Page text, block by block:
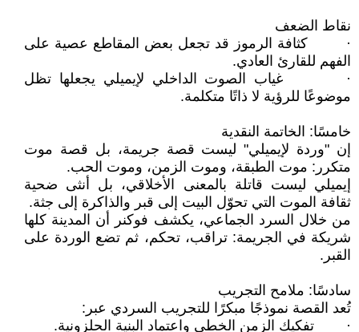
نقاط الضعف
· كثافة الرموز قد تجعل بعض المقاطع عصية على
الفهم للقارئ العادي.
· غياب الصوت الداخلي لإيميلي يجعلها تظل
موضوعًا للرؤية لا ذاتًا متكلمة.
خامسًا: الخاتمة النقدية
إن "وردة لإيميلي" ليست قصة جريمة، بل قصة موت
متكرر: موت الطبقة، وموت الزمن، وموت الحب.
إيميلي ليست قاتلة بالمعنى الأخلاقي، بل أنثى ضحية
ثقافة الموت التي تحوّل البيت إلى قبر والذاكرة إلى جثة.
من خلال السرد الجماعي، يكشف فوكنر أن المدينة كلها
شريكة في الجريمة: تراقب، تحكم، ثم تضع الوردة على
القبر.
سادسًا: ملامح التجريب
تُعد القصة نموذجًا مبكرًا للتجريب السردي عبر:
· تفكيك الزمن الخطي واعتماد البنية الحلزونية.